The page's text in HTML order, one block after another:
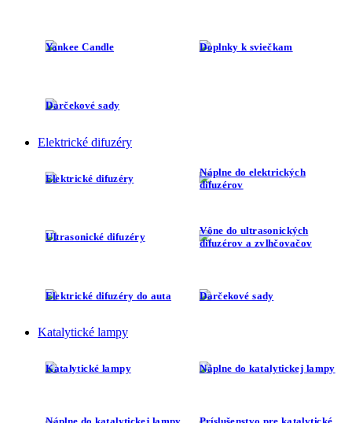
Yankee Candle Doplnky k sviečkam
Darčekové sady
Elektrické difuzéry
Elektrické difuzéry
Náplne do elektrických
difuzérov
Ultrasonické difuzéry
Vône do ultrasonických
difuzérov a zvlhčovačov
Elektrické difuzéry do auta Darčekové sady
Katalytické lampy
Katalytické lampy Náplne do katalytickej lampy